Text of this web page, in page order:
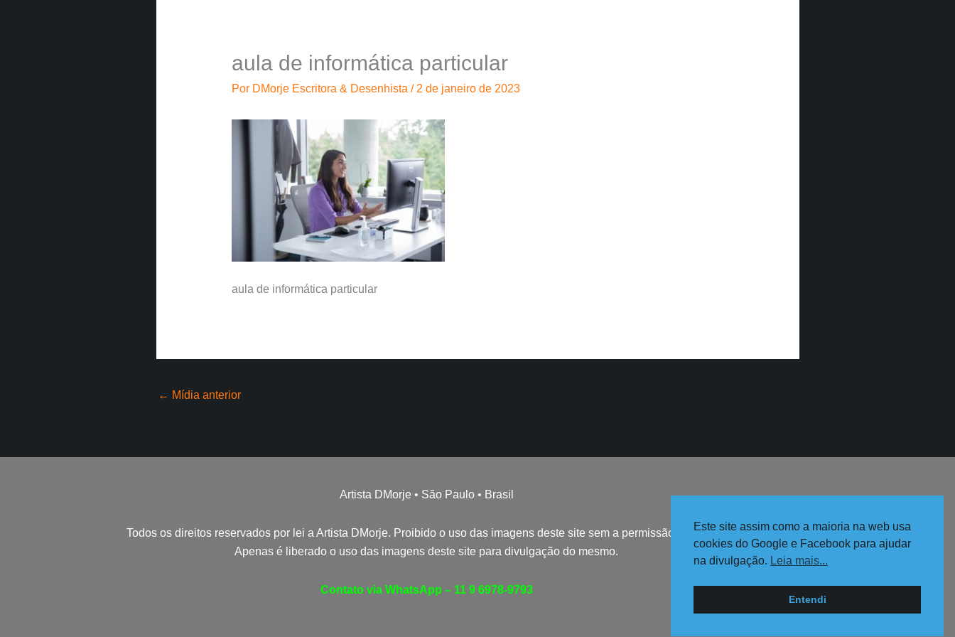
aula de informática particular
Por DMorje Escritora & Desenhista/2 de janeiro de 2023
aula de informática particular
← Mídia anterior
Artista DMorje • São Paulo • Brasil
Todos os direitos reservados por lei a Artista DMorje. Proibido o uso das imagens deste site sem a permissão da artista.
Apenas é liberado o uso das imagens deste site para divulgação do mesmo.
Contato via WhatsApp – 11 9 6978-9793
Este site assim como a maioria na web usa
cookies do Google e Facebook para ajudar
na divulgação. Leia mais...
Entendi